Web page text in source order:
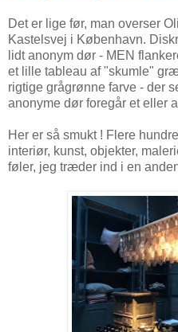
Det er lige før, man overser
Kastelsvej i København.
lidt anonym dør - MEN
et lille tableau af "skumle"
rigtige grågrønne farve - der
anonyme dør foregår et eller
Her er så smukt ! Flere
interiør, kunst, objekter,
føler, jeg træder ind i en